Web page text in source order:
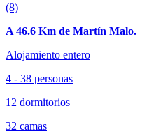
(8)
A 46.6 Km de Martín Malo.
Alojamiento entero
4 - 38 personas
12 dormitorios
32 camas